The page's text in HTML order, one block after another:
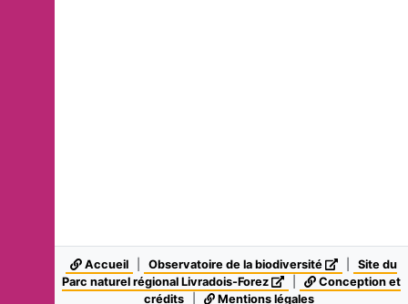
Accueil Observatoire de la biodiversité
Site du
Parc naturel régional Livradois-Forez
Conception et
crédits
Mentions légales